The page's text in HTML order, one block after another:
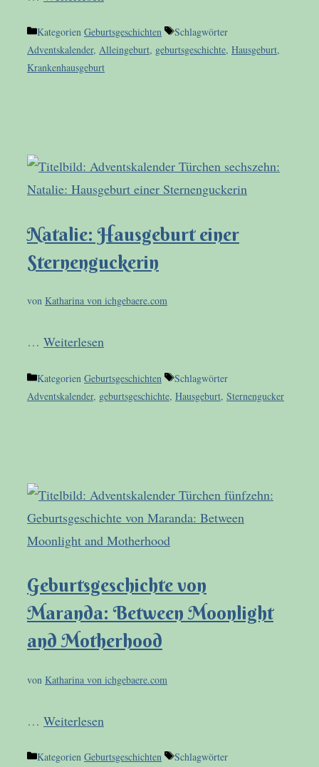
Kategorien Geburtsgeschichten
Schlagwörter
Adventskalender, Alleingeburt, geburtsgeschichte, Hausgeburt,
Krankenhausgeburt
Natalie: Hausgeburt einer
Sternenguckerin
von Katharina von ichgebaere.com
… Weiterlesen
Kategorien Geburtsgeschichten
Schlagwörter
Adventskalender, geburtsgeschichte, Hausgeburt, Sternengucker
Geburtsgeschichte von
Maranda: Between Moonlight
and Motherhood
von Katharina von ichgebaere.com
… Weiterlesen
Kategorien Geburtsgeschichten
Schlagwörter